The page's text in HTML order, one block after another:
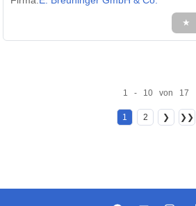
★
1 - 10 von 17
1 2 ❯ ❯❯